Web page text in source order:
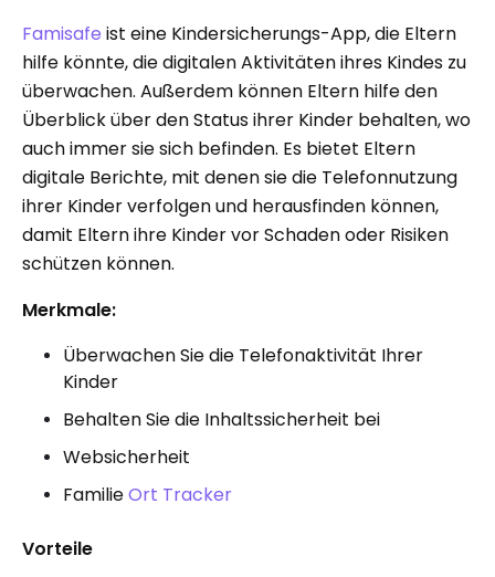
Famisafe ist eine Kindersicherungs-App, die Eltern
hilfe könnte, die digitalen Aktivitäten ihres Kindes zu
überwachen. Außerdem können Eltern hilfe den
Überblick über den Status ihrer Kinder behalten, wo
auch immer sie sich befinden. Es bietet Eltern
digitale Berichte, mit denen sie die Telefonnutzung
ihrer Kinder verfolgen und herausfinden können,
damit Eltern ihre Kinder vor Schaden oder Risiken
schützen können.
Merkmale:
Überwachen Sie die Telefonaktivität Ihrer
Kinder
Behalten Sie die Inhaltssicherheit bei
Websicherheit
FamilieOrt Tracker
Vorteile